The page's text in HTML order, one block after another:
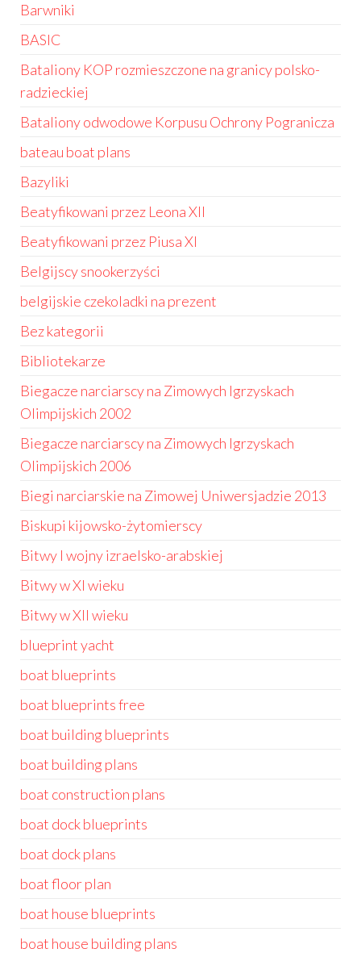
Barwniki
BASIC
Bataliony KOP rozmieszczone na granicy polsko-
radzieckiej
Bataliony odwodowe Korpusu Ochrony Pogranicza
bateau boat plans
Bazyliki
Beatyfikowani przez Leona XII
Beatyfikowani przez Piusa XI
Belgijscy snookerzyści
belgijskie czekoladki na prezent
Bez kategorii
Bibliotekarze
Biegacze narciarscy na Zimowych Igrzyskach
Olimpijskich 2002
Biegacze narciarscy na Zimowych Igrzyskach
Olimpijskich 2006
Biegi narciarskie na Zimowej Uniwersjadzie 2013
Biskupi kijowsko-żytomierscy
Bitwy I wojny izraelsko-arabskiej
Bitwy w XI wieku
Bitwy w XII wieku
blueprint yacht
boat blueprints
boat blueprints free
boat building blueprints
boat building plans
boat construction plans
boat dock blueprints
boat dock plans
boat floor plan
boat house blueprints
boat house building plans